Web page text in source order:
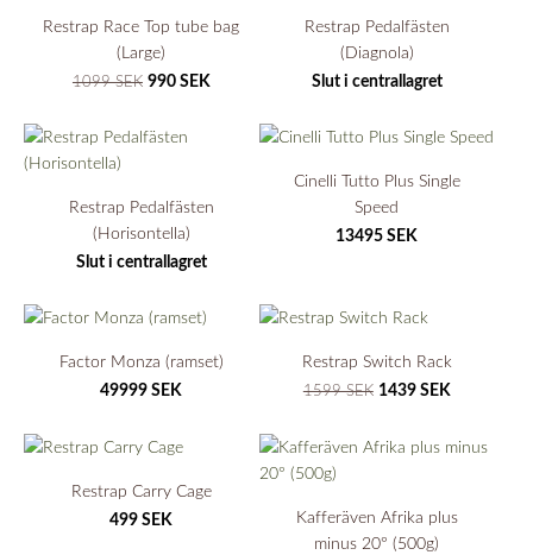
Restrap Race Top tube bag
(Large)
1099 SEK 990 SEK
Restrap Pedalfästen
(Diagnola)
Slut i centrallagret
Restrap Pedalfästen
(Horisontella)
Slut i centrallagret
Cinelli Tutto Plus Single
Speed
13495 SEK
Factor Monza (ramset)
49999 SEK
Restrap Switch Rack
1599 SEK 1439 SEK
Restrap Carry Cage
499 SEK
Kafferäven Afrika plus
minus 20° (500g)